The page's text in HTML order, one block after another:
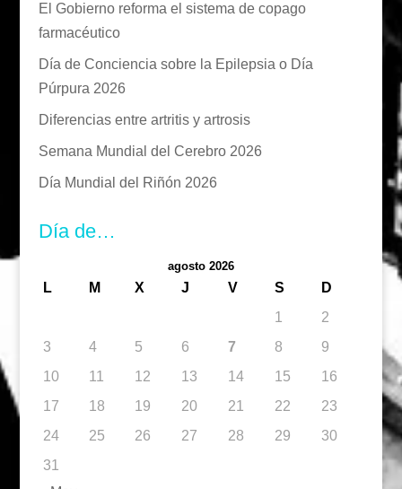
El Gobierno reforma el sistema de copago
farmacéutico
Día de Conciencia sobre la Epilepsia o Día
Púrpura 2026
Diferencias entre artritis y artrosis
Semana Mundial del Cerebro 2026
Día Mundial del Riñón 2026
Día de…
agosto 2026
L M X J V S
D
1
2
3
4 5 6 7 8
9
10
11 12 13 14 15
16
17
18 19 20 21 22
23
24
25 26 27 28 29
30
31